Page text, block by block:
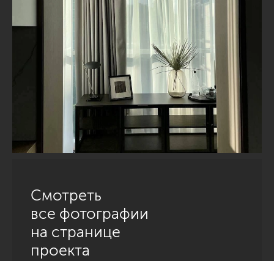
Смотреть
все фотографии
на странице
проекта